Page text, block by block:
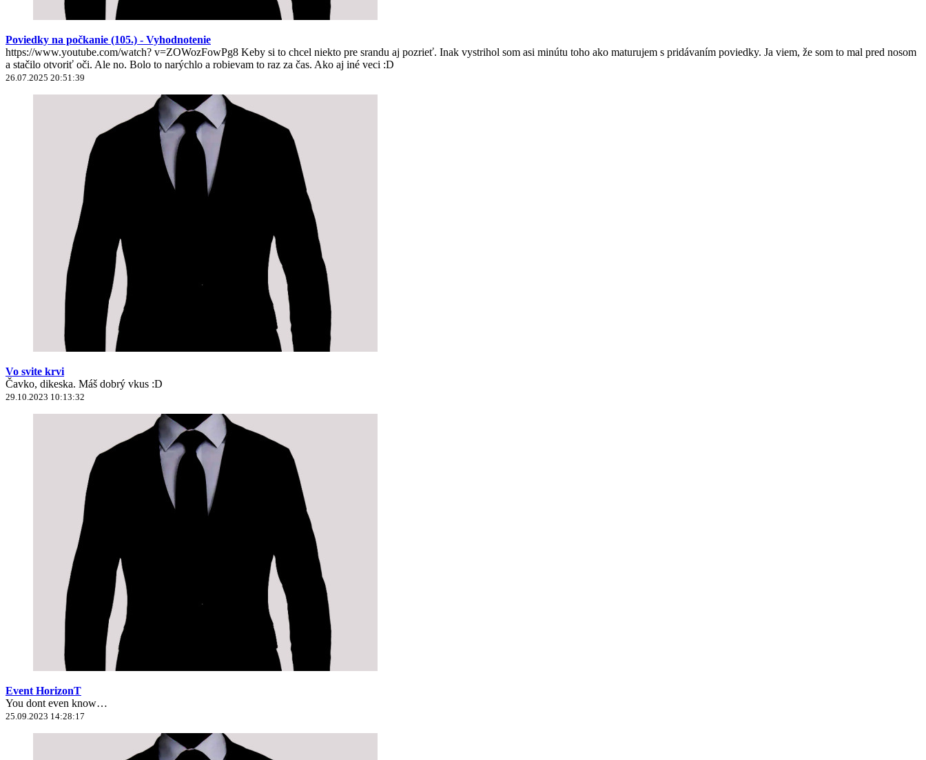
Poviedky na počkanie (105.) - Vyhodnotenie
https://www.youtube.com/watch? v=ZOWozFowPg8 Keby si to chcel niekto pre srandu aj pozrieť. Inak vystrihol som asi minútu toho ako maturujem s pridávaním poviedky. Ja viem, že som to mal pred nosom
a stačilo otvoriť oči. Ale no. Bolo to narýchlo a robievam to raz za čas. Ako aj iné veci :D
26.07.2025 20:51:39
Vo svite krvi
Čavko, dikeska. Máš dobrý vkus :D
29.10.2023 10:13:32
Event HorizonT
You dont even know…
25.09.2023 14:28:17